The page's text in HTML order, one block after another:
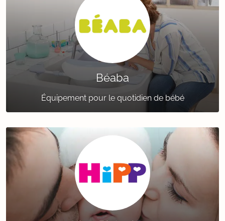
Béaba
Équipement pour le quotidien de bébé